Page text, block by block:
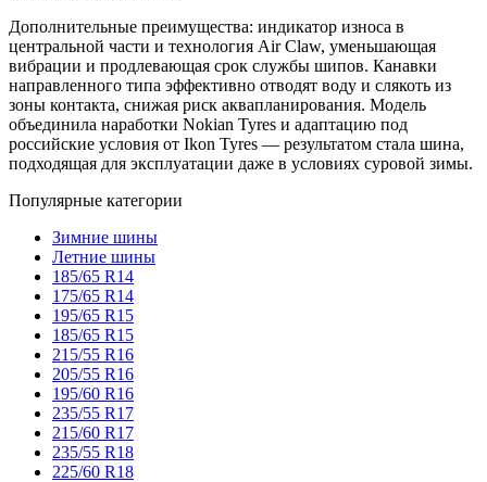
Дополнительные преимущества: индикатор износа в
центральной части и технология Air Claw, уменьшающая
вибрации и продлевающая срок службы шипов. Канавки
направленного типа эффективно отводят воду и слякоть из
зоны контакта, снижая риск аквапланирования. Модель
объединила наработки Nokian Tyres и адаптацию под
российские условия от Ikon Tyres — результатом стала шина,
подходящая для эксплуатации даже в условиях суровой зимы.
Популярные категории
Зимние шины
Летние шины
185/65 R14
175/65 R14
195/65 R15
185/65 R15
215/55 R16
205/55 R16
195/60 R16
235/55 R17
215/60 R17
235/55 R18
225/60 R18